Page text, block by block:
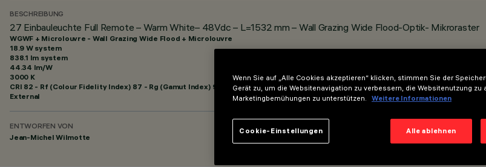
BESCHREIBUNG
27 Einbauleuchte Full Remote – Warm White– 48Vdc – L=1532 mm – Wall Grazing Wide Flood-Optik- Mikroraster
WGWF + Microlouvre - Wall Grazing Wide Flood + Microlouvre
18.9 W system
838.1 lm system
44.34 lm/W
3000 K
CRI 82 - Rf (Colour Fidelity Index) 87 - Rg (Gamut Index) 95
External
ENTWORFEN VON
Jean-Michel Wilmotte
Wenn Sie auf „Alle Cookies akzeptieren“ klicken, stimmen Sie der
Gerät zu, um die Websitenavigation zu verbessern, die Websitenutzung zu
Marketingbemühungen zu unterstützen.
Weitere Informationen
Alle ablehnen
Cookie-Einstellungen